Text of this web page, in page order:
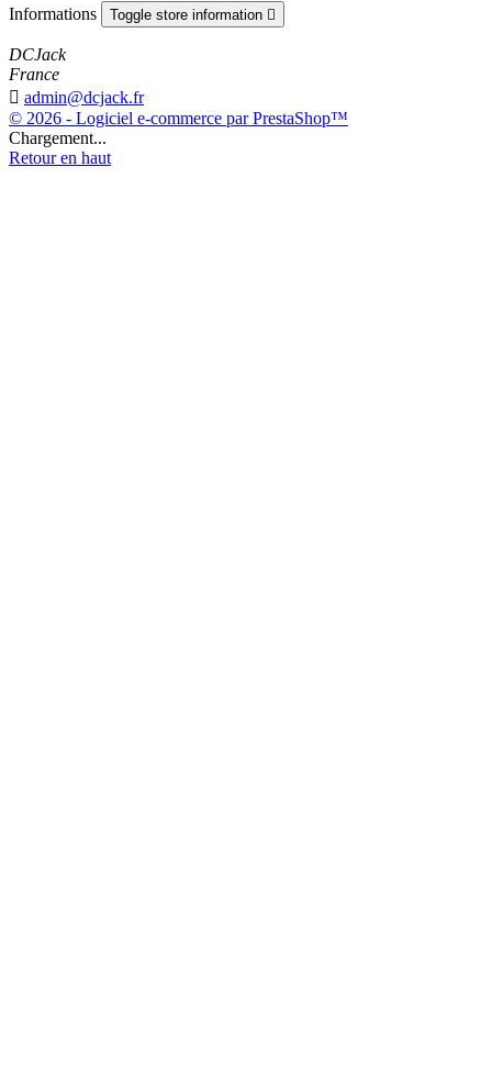
Informations Toggle store information 
DCJack
France
 admin@dcjack.fr
© 2026 - Logiciel e-commerce par PrestaShop™
Chargement...
Retour en haut